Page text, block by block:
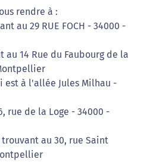
rendre à :
au 29 RUE FOCH - 34000 -
au 14 Rue du Faubourg de la
est à l'allée Jules Milhau -
rue de la Loge - 34000 -
trouvant au 30, rue Saint